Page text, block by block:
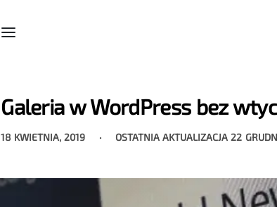
Galeria w WordPress bez
18 KWIETNIA, 2019 OSTATNIA AKTUALIZACJA 22